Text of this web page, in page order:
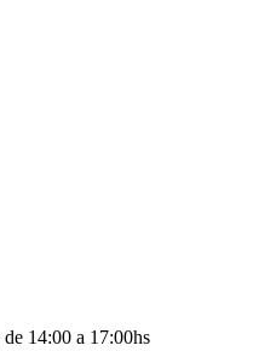
14:00 a 17:00hs